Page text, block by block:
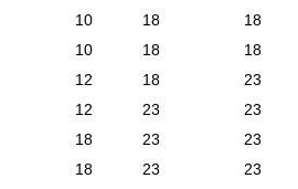
10 18 18
10 18 18
12 18 23
12 23 23
18 23 23
18 23 23